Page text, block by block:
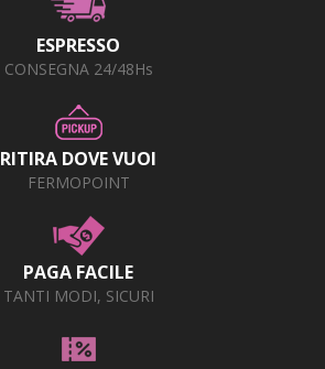
ESPRESSO
CONSEGNA 24/48Hs
RITIRA DOVE VUOI
FERMOPOINT
PAGA FACILE
TANTI MODI, SICURI